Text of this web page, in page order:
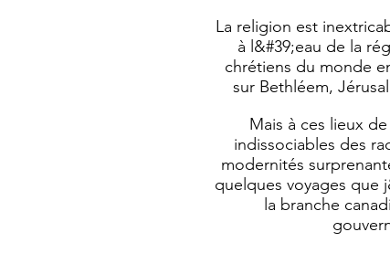
La religion est
à l&#39;eau de la
chrétiens du monde
sur Bethléem,
Mais à ces lieux
indissociables des
modernités
quelques voyages que
la branche